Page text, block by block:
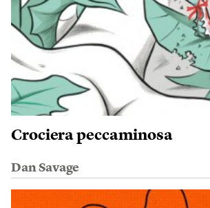
Crociera peccaminosa
Dan Savage